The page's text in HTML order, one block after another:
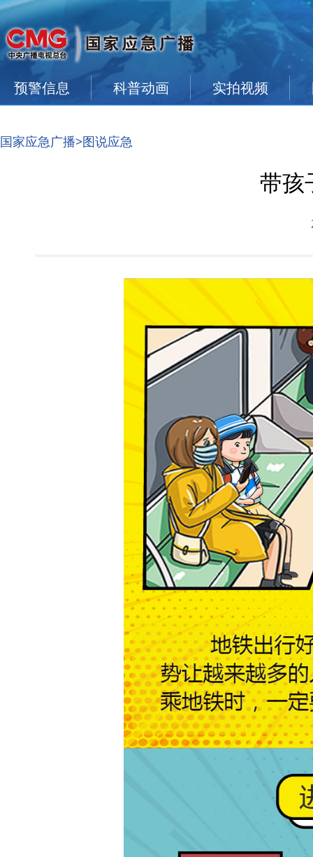
预警信息 科普动画 实拍视频
国家应急广播>图说应急
带孩